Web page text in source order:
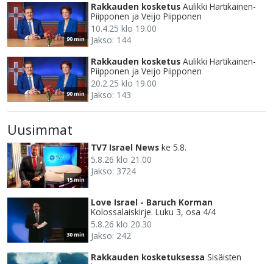
90 min
Rakkauden kosketus Aulikki Hartikainen-
Piipponen ja Veijo Piipponen
10.4.25 klo 19.00
Jakso: 144
90 min
Rakkauden kosketus Aulikki Hartikainen-
Piipponen ja Veijo Piipponen
20.2.25 klo 19.00
Jakso: 143
Uusimmat
15 min
TV7 Israel News ke 5.8.
5.8.26 klo 21.00
Jakso: 3724
30 min
Love Israel - Baruch Korman
Kolossalaiskirje. Luku 3, osa 4/4
5.8.26 klo 20.30
Jakso: 242
Rakkauden kosketuksessa Sisäisten